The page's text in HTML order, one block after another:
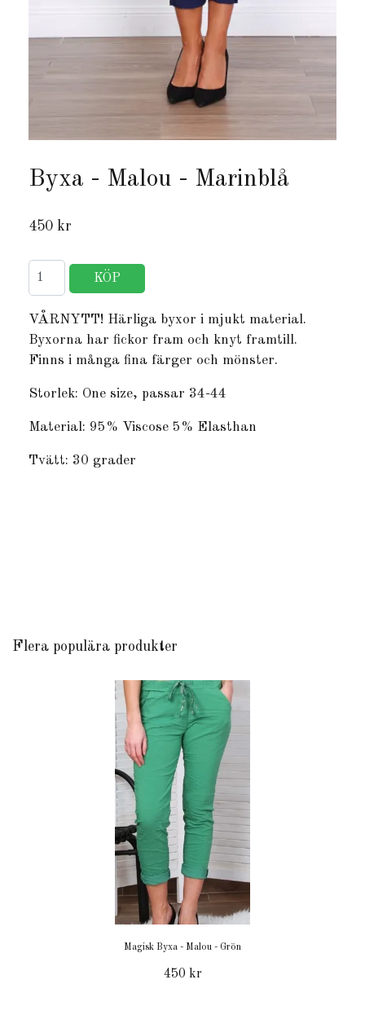
Byxa - Malou - Marinblå
450 kr
VÅRNYTT! Härliga byxor i mjukt material.
Byxorna har fickor fram och knyt framtill.
Finns i många fina färger och mönster.
Storlek: One size, passar 34-44
Material: 95% Viscose 5% Elasthan
Tvätt: 30 grader
Flera populära produkter
Magisk Byxa - Malou - Grön
450 kr